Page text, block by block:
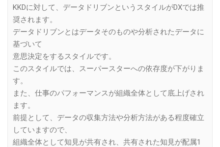
KKDに対して、データドリブンというスタイルがDXでは推
奨されます。
データドリブンとはデータそのものや分析されたデータに
基づいて
意思決定をするスタイルです。
このスタイルでは、スーパースターへの依存度が下がりま
す。
また、仕事のパフォーマンスが組織全体として底上げされ
ます。
前提として、データの収集方法や分析方法がある程度確立
していますので、
組織全体として知見が共有され、共有された知見が配属1